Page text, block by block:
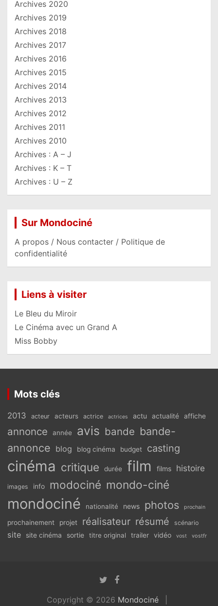
Archives 2020
Archives 2019
Archives 2018
Archives 2017
Archives 2016
Archives 2015
Archives 2014
Archives 2013
Archives 2012
Archives 2011
Archives 2010
Archives : A – J
Archives : K – T
Archives : U – Z
Sur Mondociné
A propos / Nous contacter / Politique de
confidentialité
Liens à visiter
Le Bleu du Miroir
Le Cinéma avec un Grand A
Miss Bobby
Mots clés
2013 acteur acteurs actrice actrices actu actualité affiche
annonce année avis bande bande-
annonce blog blog cinéma budget casting
cinéma critique durée film films histoire
images info modociné mondo-ciné
mondociné nationalité news photos prochain
prochainement projet réalisateur résumé scénario
site site cinéma sortie titre original trailer vidéo vost vostfr
Copyright © 2026 Mondociné